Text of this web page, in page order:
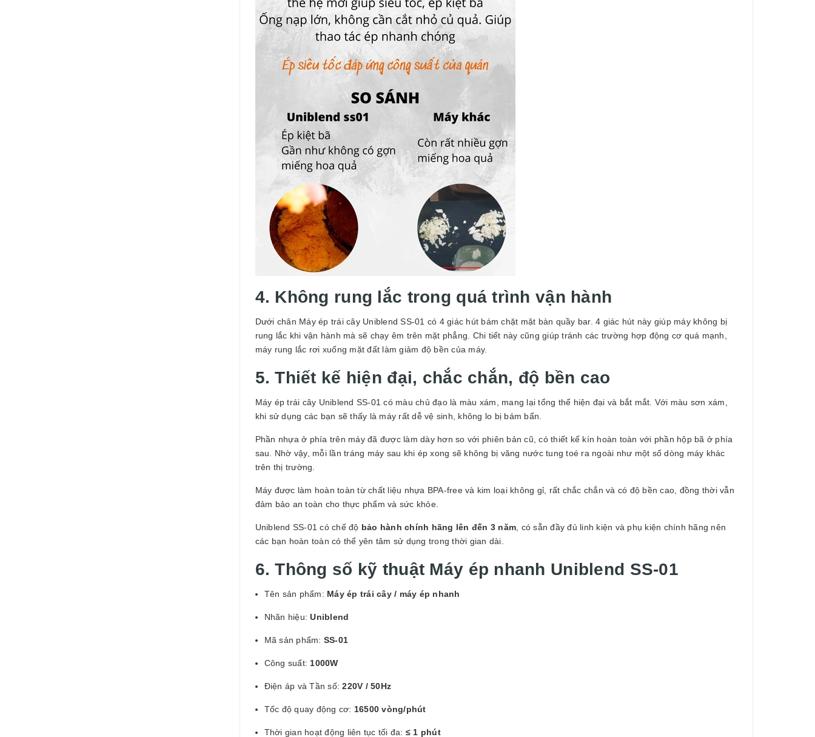
4. Không rung lắc trong quá trình vận hành
Dưới chân Máy ép trái cây Uniblend SS-01 có 4 giác hút bám chặt mặt bàn quầy bar. 4 giác hút này giúp máy không bị
rung lắc khi vận hành mà sẽ chạy êm trên mặt phẳng. Chi tiết này cũng giúp tránh các trường hợp động cơ quá mạnh,
máy rung lắc rơi xuống mặt đất làm giảm độ bền của máy.
5. Thiết kế hiện đại, chắc chắn, độ bền cao
Máy ép trái cây Uniblend SS-01 có màu chủ đạo là màu xám, mang lại tổng thể hiện đại và bắt mắt. Với màu sơn xám,
khi sử dụng các bạn sẽ thấy là máy rất dễ vệ sinh, không lo bị bám bẩn.
Phần nhựa ở phía trên máy đã được làm dày hơn so với phiên bản cũ, có thiết kế kín hoàn toàn với phần hộp bã ở phía
sau. Nhờ vậy, mỗi lần tráng máy sau khi ép xong sẽ không bị văng nước tung toé ra ngoài như một số dòng máy khác
trên thị trường.
Máy được làm hoàn toàn từ chất liệu nhựa BPA-free và kim loại không gỉ, rất chắc chắn và có độ bền cao, đồng thời vẫn
đảm bảo an toàn cho thực phẩm và sức khỏe.
Uniblend SS-01 có chế độ bảo hành chính hãng lên đến 3 năm , có sẵn đầy đủ linh kiện và phụ kiện chính hãng nên
các bạn hoàn toàn có thể yên tâm sử dụng trong thời gian dài.
6. Thông số kỹ thuật Máy ép nhanh Uniblend SS-01
Tên sản phẩm: Máy ép trái cây / máy ép nhanh
Nhãn hiệu:Uniblend
Mã sản phẩm: SS-01
Công suất: 1000W
Điện áp và Tần số:220V / 50Hz
Tốc độ quay động cơ: 16500 vòng/phút
Thời gian hoạt động liên tục tối đa: ≤ 1 phút